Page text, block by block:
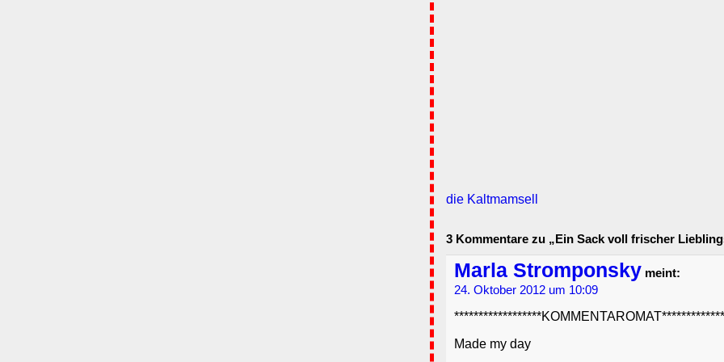
die Kaltmamsell
3 Kommentare zu „Ein Sack voll frischer
Marla Stromponsky meint:
24. Oktober 2012 um 10:09
Made my day